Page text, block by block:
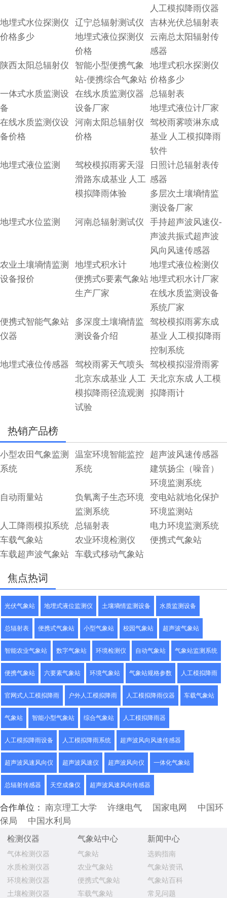
人工模拟降雨仪器
地埋式水位探测仪
价格多少
辽宁总辐射测试仪
吉林光伏总辐射表
地埋式液位探测仪
价格
云南总太阳辐射传
感器
陕西太阳总辐射仪
智能小型便携气象
站-便携综合气象站
地埋式积水探测仪
价格多少
一体式水质监测设
备
在线水质监测仪器
设备厂家
总辐射表
地埋式液位计厂家
在线水质监测仪设
备价格
河南太阳总辐射仪
价格
驾校雨雾喷淋东成
基业 人工模拟降雨
软件
地埋式液位监测
驾校模拟雨雾天湿
滑路东成基业 人工
模拟降雨体验
日照计总辐射表传
感器
多层次土壤墒情监
测设备厂家
地埋式水位监测
河南总辐射测试仪
手持超声波风速仪-
声波共振式超声波
风向风速传感器
农业土壤墒情监测
设备报价
地埋式积水计
地埋式液位检测仪
便携式6要素气象站
生产厂家
地埋式积水计厂家
在线水质监测设备
系统厂家
便携式智能气象站
仪器
多深度土壤墒情监
测设备介绍
驾校模拟雨雾东成
基业 人工模拟降雨
控制系统
地埋式液位传感器
驾校雨雾天气喷头
北京东成基业 人工
模拟降雨径流观测
试验
驾校模拟湿滑雨雾
天北京东成 人工模
拟降雨计
热销产品榜
小型农田气象监测
系统
温室环境智能监控
系统
超声波风速传感器
建筑扬尘（噪音）
环境监测系统
自动雨量站
负氧离子生态环境
监测系统
变电站就地化保护
环境监测站
人工降雨模拟系统
总辐射表
电力环境监测系统
车载气象站
农业环境检测仪
便携式气象站
车载超声波气象站
车载式移动气象站
焦点热词
光伏气象站 地埋式液位监测仪 土壤墒情监测设备 水质监测设备
总辐射表 便携式气象站 小型气象站 校园气象站 超声波气象站
智能农业气象站 数字气象站 环境检测仪 自动气象站 气象站监测系统
便携气象站 六要素气象站 环境气象站 气象站规格参数 人工模拟降雨
官网式人工模拟降雨 户外人工模拟降雨 人工模拟降雨仪器 车载气象站
气象站 智能小型气象站 综合气象站 人工模拟降雨器
人工模拟降雨设备 人工模拟降雨系统 超声波风向风速传感器
超声波风速风向仪 超声波风速仪 超声波风向仪 一体化气象站
总辐射传感器 天空成像仪 超声波风速风向传感器
合作单位： 南京理工大学 许继电气 国家电网
中国环
保局
中国水利局
检测仪器
气体检测仪器
水质检测仪器
环境检测仪器
土壤检测仪器
气象站中心
气象站
农业气象站
便携式气象站
车载气象站
新闻中心
选购指南
气象站资讯
气象站百科
常见问题